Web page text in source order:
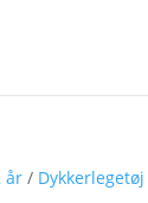
år / Dykkerlegetøj